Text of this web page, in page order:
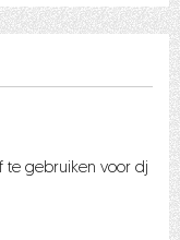
te gebruiken voor dj